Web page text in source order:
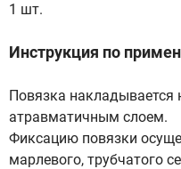
1 шт.
Инструкция по
Повязка накладывается
атравматичным слоем.
Фиксацию повязки
марлевого, трубчатого